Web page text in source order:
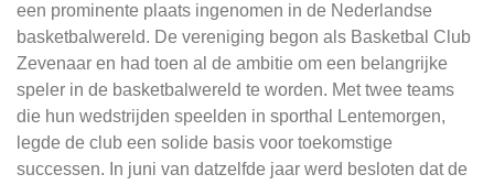
een prominente plaats ingenomen in de Nederlandse
basketbalwereld. De vereniging begon als Basketbal Club
Zevenaar en had toen al de ambitie om een belangrijke
speler in de basketbalwereld te worden. Met twee teams
die hun wedstrijden speelden in sporthal Lentemorgen,
legde de club een solide basis voor toekomstige
successen. In juni van datzelfde jaar werd besloten dat de